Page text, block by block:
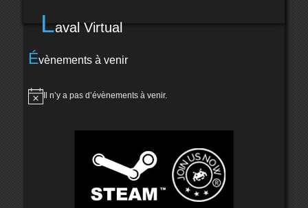
Laval Virtual
Évènements à venir
Notice
Il n’y a pas d’évènements à venir.